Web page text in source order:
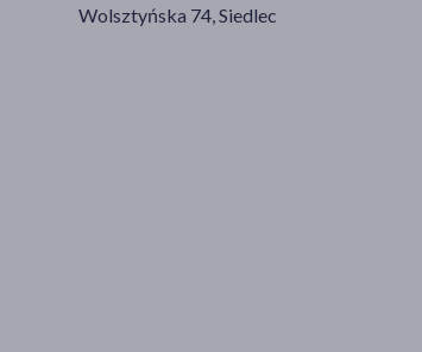
Wolsztyńska 74, Siedlec